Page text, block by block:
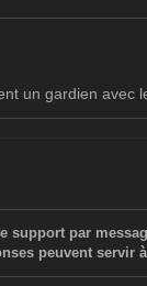
un gardien avec
support par
peuvent servir